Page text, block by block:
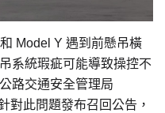
Model Y 遇到前懸吊橫
系統瑕疵可能導致操控不
路交通安全管理局
對此問題發布召回公告，